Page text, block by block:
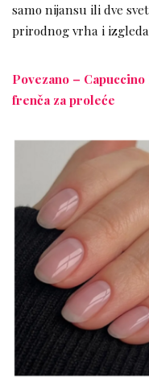
samo nijansu ili dve
prirodnog vrha i
Povezano –
frenča za proleće